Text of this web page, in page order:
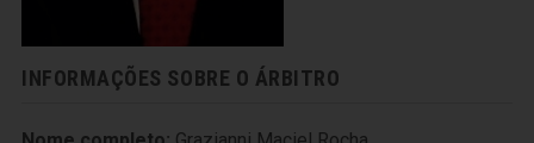
INFORMAÇÕES SOBRE O ÁRBITRO